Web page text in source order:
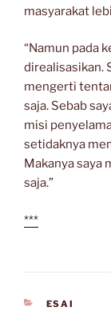
masyarakat
“Namun pada
direalisasikan.
mengerti
saja. Sebab
misi
setidaknya
Makanya saya
saja.”
***
ESAI